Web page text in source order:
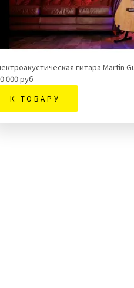
гитара Martin
000 руб
К ТОВАРУ